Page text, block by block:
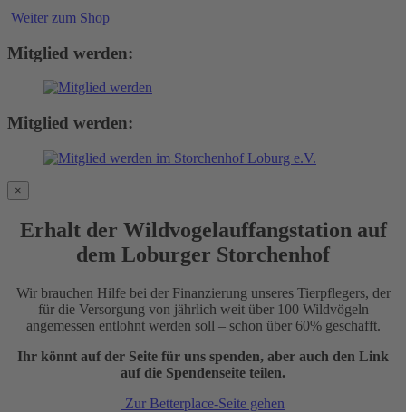
Weiter zum Shop
Mitglied werden:
Mitglied werden:
×
Erhalt der Wildvogelauffangstation auf
dem Loburger Storchenhof
Wir brauchen Hilfe bei der Finanzierung unseres Tierpflegers, der
für die Versorgung von jährlich weit über 100 Wildvögeln
angemessen entlohnt werden soll – schon über 60% geschafft.
Ihr könnt auf der Seite für uns spenden, aber auch den Link
auf die Spendenseite teilen.
Zur Betterplace-Seite gehen